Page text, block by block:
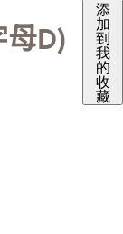
D)
添
加
到
我
的
收
藏